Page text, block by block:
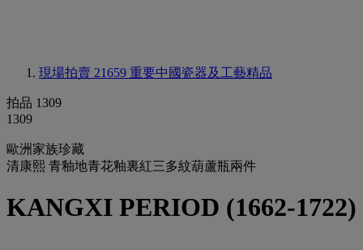
現場拍賣 21659 重要中國瓷器及工藝精品
拍品 1309
1309
歐洲家族珍藏
清康熙 青釉地青花釉裏紅三多紋葫蘆瓶兩件
KANGXI PERIOD (1662-1722)